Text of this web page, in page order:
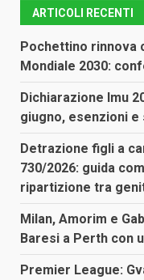
ARTICOLI RECENTI
Pochettino rinnova
Mondiale 2030:
Dichiarazione Imu
giugno, esenzioni
Detrazione figli a
730/2026: guida
ripartizione tra
Milan, Amorim e
Baresi a Perth con
Premier League: